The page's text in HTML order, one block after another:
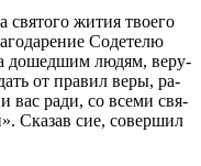
свя­то­го жи­тия тво­е­го
Со­де­те­лю
до­шед­шим лю­дям, ве­ру­
от пра­вил ве­ры, ра­
вас ра­ди, со все­ми свя­
Ска­зав сие, со­вер­шил